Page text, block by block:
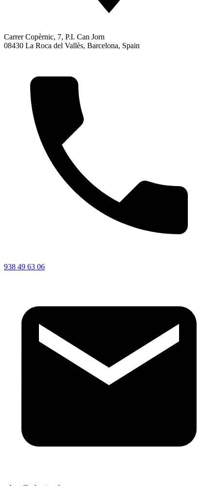
Carrer Copèrnic, 7, P.I. Can Jorn
08430 La Roca del Vallès, Barcelona, Spain
938 49 63 06